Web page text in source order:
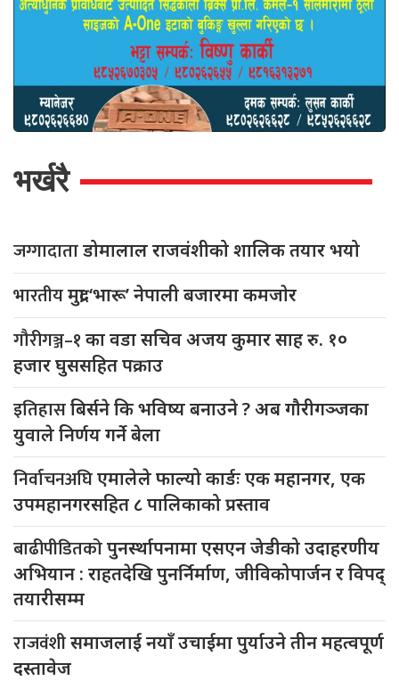
भर्खरै
जग्गादाताडोमालाल राजवंशीको शालिक तयार भयो
भारतीयमुद्रा ‘भारू’ नेपाली बजारमा कमजाेर
गौरीगञ्ज–१का वडा सचिव अजय कुमार साह रु. १०
हजार घुससहित पक्राउ
इतिहासबिर्सने कि भविष्य बनाउने ? अब गौरीगञ्जका
युवाले निर्णय गर्ने बेला
निर्वाचनअघिएमालेले फाल्यो कार्डः एक महानगर, एक
उपमहानगरसहित ८ पालिकाको प्रस्ताव
बाढीपीडितकोपुनर्स्थापनामा एसएन जेडीको उदाहरणीय
अभियान : राहतदेखि पुनर्निर्माण, जीविकोपार्जन र विपद्
तयारीसम्म
राजवंशीसमाजलाई नयाँ उचाईमा पुर्याउने तीन महत्वपूर्ण
दस्तावेज